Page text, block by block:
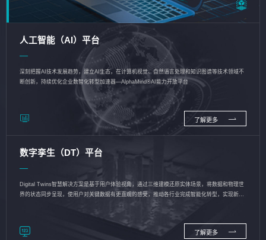
人工智能（AI）平台
深刻把握AI技术发展趋势，建立AI生态，在计算机视觉、自然语言处理和知识图谱等技术领域不
断创新，持续优化企业数智化转型加速器—AlphaMind®AI能力开放平台
了解更多
数字孪生（DT）平台
Digital Twins智慧解决方案是基于用户体验视角，通过三维建模还原实体场景，将数据和物理世
界的状态同步呈现，使用户对关键数据有更直观的感受，推动各行业完成智能化转型，实现新旧
了解更多